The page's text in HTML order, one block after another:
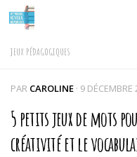
Skip to content
JEUX PÉDAGOGIQUES
PAR CAROLINE · 9 DÉCEMBRE
5 petits jeux de mots
créativité et le